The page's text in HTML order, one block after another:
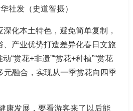
社发（史道智摄）
化本土特色，避免简单复制，
、产业优势打造差异化春日文旅
“赏花+非遗”“赏花+种植”“赏花
元融合，实现从一季赏花向四季
康发展，要看游客来了以后能